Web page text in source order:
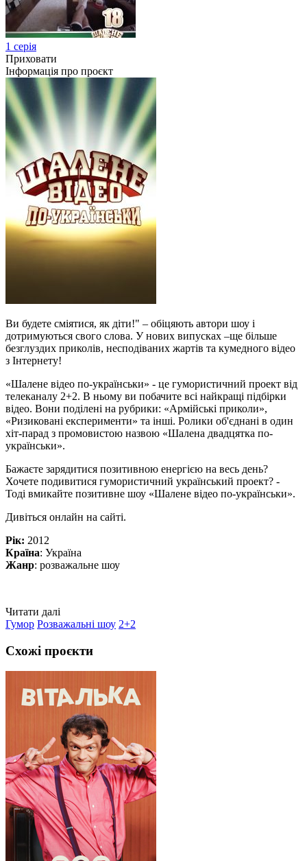
1 серія
Приховати
Інформація про проєкт
Ви будете сміятися, як діти!" – обіцяють автори шоу і
дотримуються свого слова. У нових випусках –ще більше
безглуздих приколів, несподіваних жартів та кумедного відео
з Інтернету!
«Шалене відео по-українськи» - це гумористичний проект від
телеканалу 2+2. В ньому ви побачите всі найкращі підбірки
відео. Вони поділені на рубрики: «Армійські приколи»,
«Ризиковані експерименти» та інші. Ролики об'єднані в один
хіт-парад з промовистою назвою «Шалена двадцятка по-
українськи».
Бажаєте зарядитися позитивною енергією на весь день?
Хочете подивитися гумористичний український проект? -
Тоді вмикайте позитивне шоу «Шалене відео по-українськи».
Дивіться онлайн на сайті.
Рік: 2012
Країна: Україна
Жанр: розважальне шоу
Читати далі
Гумор Розважальні шоу 2+2
Схожі проєкти